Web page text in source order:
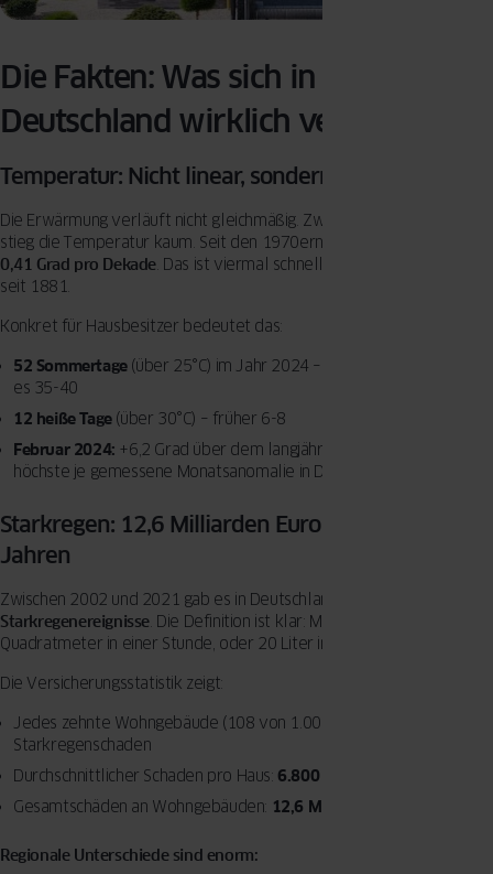
Die Fakten: Was sich in
Deutschland wirklich verändert
Temperatur: Nicht linear, sondern beschleunigt
Die Erwärmung verläuft nicht gleichmäßig. Zwischen 1881 und 1970
stieg die Temperatur kaum. Seit den 1970ern aber beschleunigt:
0,41 Grad pro Dekade. Das ist viermal schneller als im Durchschnitt
seit 1881.
Konkret für Hausbesitzer bedeutet das:
52 Sommertage(über 25°C) im Jahr 2024 – vor 20 Jahren waren
es 35-40
12 heiße Tage(über 30°C) – früher 6-8
Februar 2024: +6,2 Grad über dem langjährigen Mittel – die
höchste je gemessene Monatsanomalie in Deutschland
Starkregen: 12,6 Milliarden Euro Schäden in 20
Jahren
Zwischen 2002 und 2021 gab es in Deutschland
Starkregenereignisse. Die Definition ist klar: Mindestens 15 Liter pro
Quadratmeter in einer Stunde, oder 20 Liter in 6 Stunden.
Die Versicherungsstatistik zeigt:
Jedes zehnte Wohngebäude (108 von 1.000) hatte einen
Starkregenschaden
Durchschnittlicher Schaden pro Haus: 6.800 Euro
Gesamtschäden an Wohngebäuden: 12,6 Milliarden Euro
Regionale Unterschiede sind enorm: